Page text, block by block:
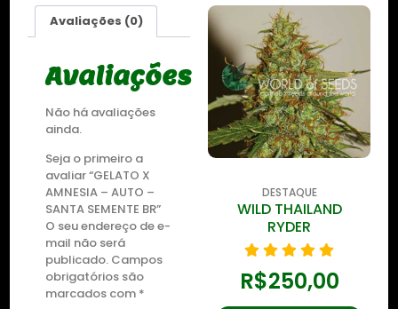
Avaliações (0)
Avaliações
Não há avaliações
ainda.
Seja o primeiro a
avaliar “GELATO X
AMNESIA – AUTO –
SANTA SEMENTE BR”
O seu endereço de e-
mail não será
publicado. Campos
obrigatórios são
marcados com *
DESTAQUE
ZKITTLEZ OG
R$435,00
Detalhes
DESTAQUE
WILD THAILAND
RYDER
R$250,00